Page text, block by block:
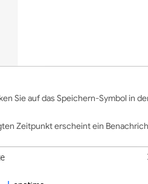
Sie auf das Speichern-Symbol in
Zeitpunkt erscheint ein